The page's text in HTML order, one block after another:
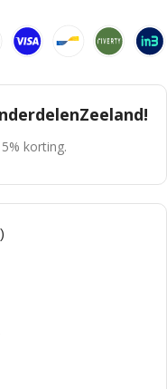
korting.